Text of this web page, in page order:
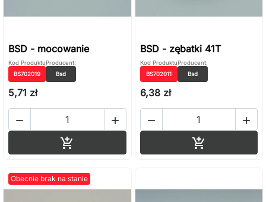
BSD - mocowanie
Kod Produktu
BS702019
Producent:
Bsd
5,71 zł
 

BSD - zębatki 41T
Kod Produktu
BS702011
Producent:
Bsd
6,38 zł
 

Obecnie brak na stanie